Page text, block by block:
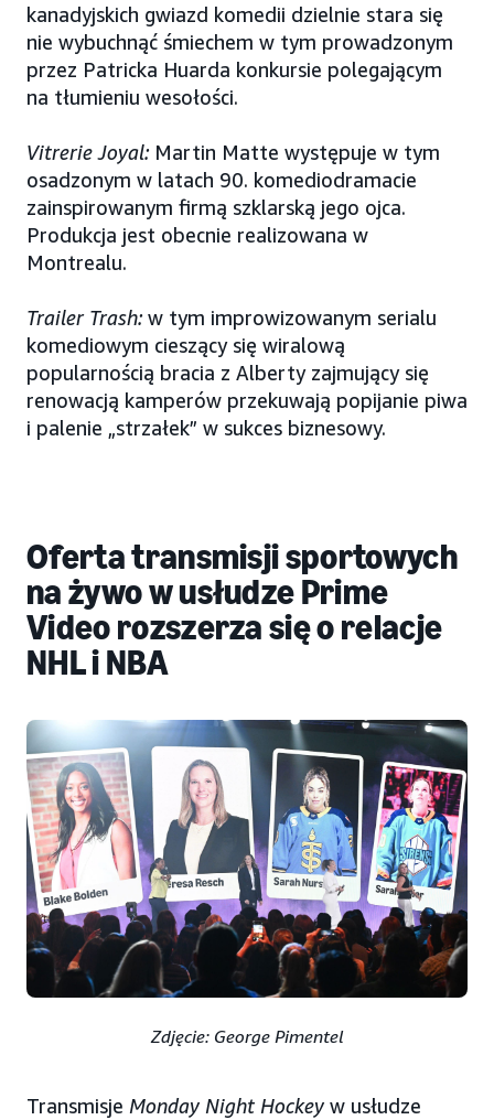
kanadyjskich gwiazd komedii dzielnie stara się
nie wybuchnąć śmiechem w tym prowadzonym
przez Patricka Huarda konkursie polegającym
na tłumieniu wesołości.
Vitrerie Joyal: Martin Matte występuje w tym
osadzonym w latach 90. komediodramacie
zainspirowanym firmą szklarską jego ojca.
Produkcja jest obecnie realizowana w
Montrealu.
Trailer Trash: w tym improwizowanym serialu
komediowym cieszący się wiralową
popularnością bracia z Alberty zajmujący się
renowacją kamperów przekuwają popijanie piwa
i palenie „strzałek” w sukces biznesowy.
Oferta transmisji sportowych
na żywo w usłudze Prime
Video rozszerza się o relacje
NHL i NBA
Zdjęcie: George Pimentel
Transmisje Monday Night Hockey w usłudze